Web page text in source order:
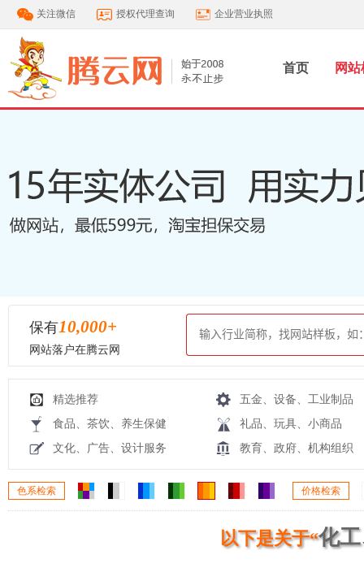
关注微信 授权代理查询 企业营业执照
首页 网
保有10,000+
网站落户在腾云网
精选推荐
五金、设备、工业制品
食品、茶饮、养生保健
礼品、玩具、小商品
文化、广告、设计服务
教育、政府、机构组织
色系检索 价格检索
以下是关于“化